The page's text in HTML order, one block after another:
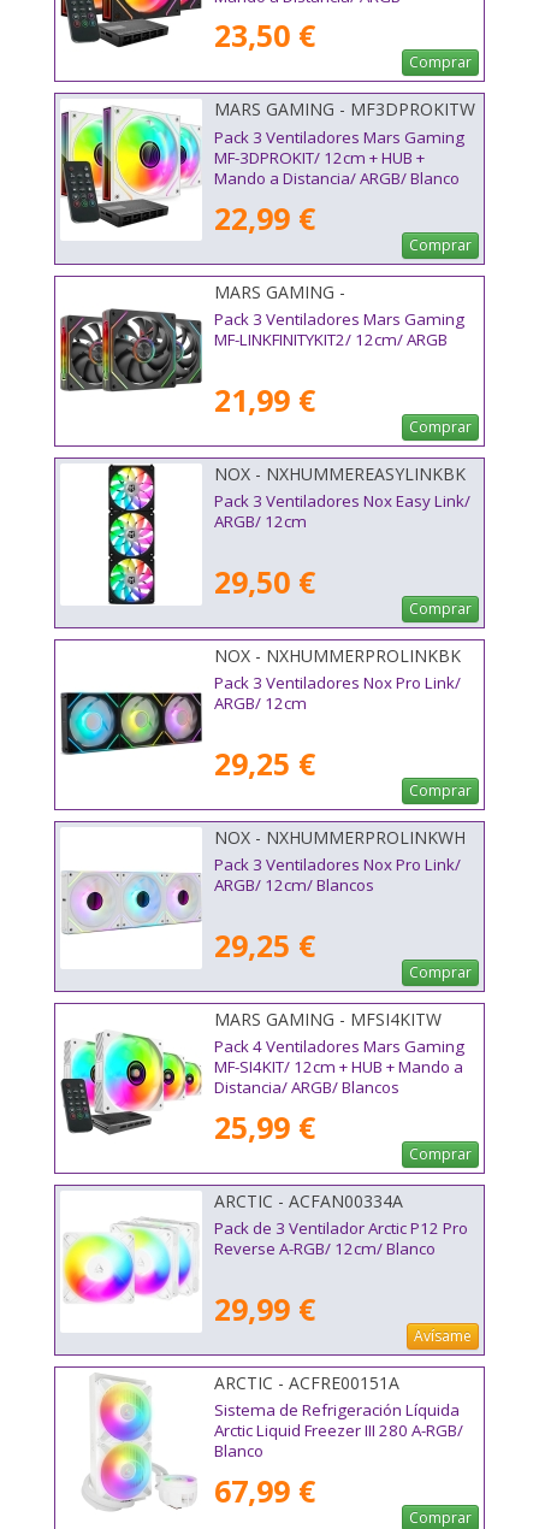
23,50 €
Comprar
MARS GAMING - MF3DPROKITW
Pack 3 Ventiladores Mars Gaming
MF-3DPROKIT/ 12cm + HUB +
Mando a Distancia/ ARGB/ Blanco
22,99 €
Comprar
MARS GAMING -
MFLINKFINITYKIT2
Pack 3 Ventiladores Mars Gaming
MF-LINKFINITYKIT2/ 12cm/ ARGB
21,99 €
Comprar
NOX - NXHUMMEREASYLINKBK
Pack 3 Ventiladores Nox Easy Link/
ARGB/ 12cm
29,50 €
Comprar
NOX - NXHUMMERPROLINKBK
Pack 3 Ventiladores Nox Pro Link/
ARGB/ 12cm
29,25 €
Comprar
NOX - NXHUMMERPROLINKWH
Pack 3 Ventiladores Nox Pro Link/
ARGB/ 12cm/ Blancos
29,25 €
Comprar
MARS GAMING - MFSI4KITW
Pack 4 Ventiladores Mars Gaming
MF-SI4KIT/ 12cm + HUB + Mando a
Distancia/ ARGB/ Blancos
25,99 €
Comprar
ARCTIC - ACFAN00334A
Pack de 3 Ventilador Arctic P12 Pro
Reverse A-RGB/ 12cm/ Blanco
29,99 €
Avísame
ARCTIC - ACFRE00151A
Sistema de Refrigeración Líquida
Arctic Liquid Freezer III 280 A-RGB/
Blanco
67,99 €
Comprar